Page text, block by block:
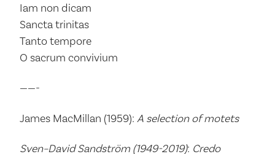
Iam non dicam
Sancta trinitas
Tanto tempore
O sacrum convivium
——-
James MacMillan (1959): A selection of motets
Sven–David Sandström (1949-2019): Credo